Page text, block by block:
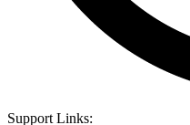
Support Links: